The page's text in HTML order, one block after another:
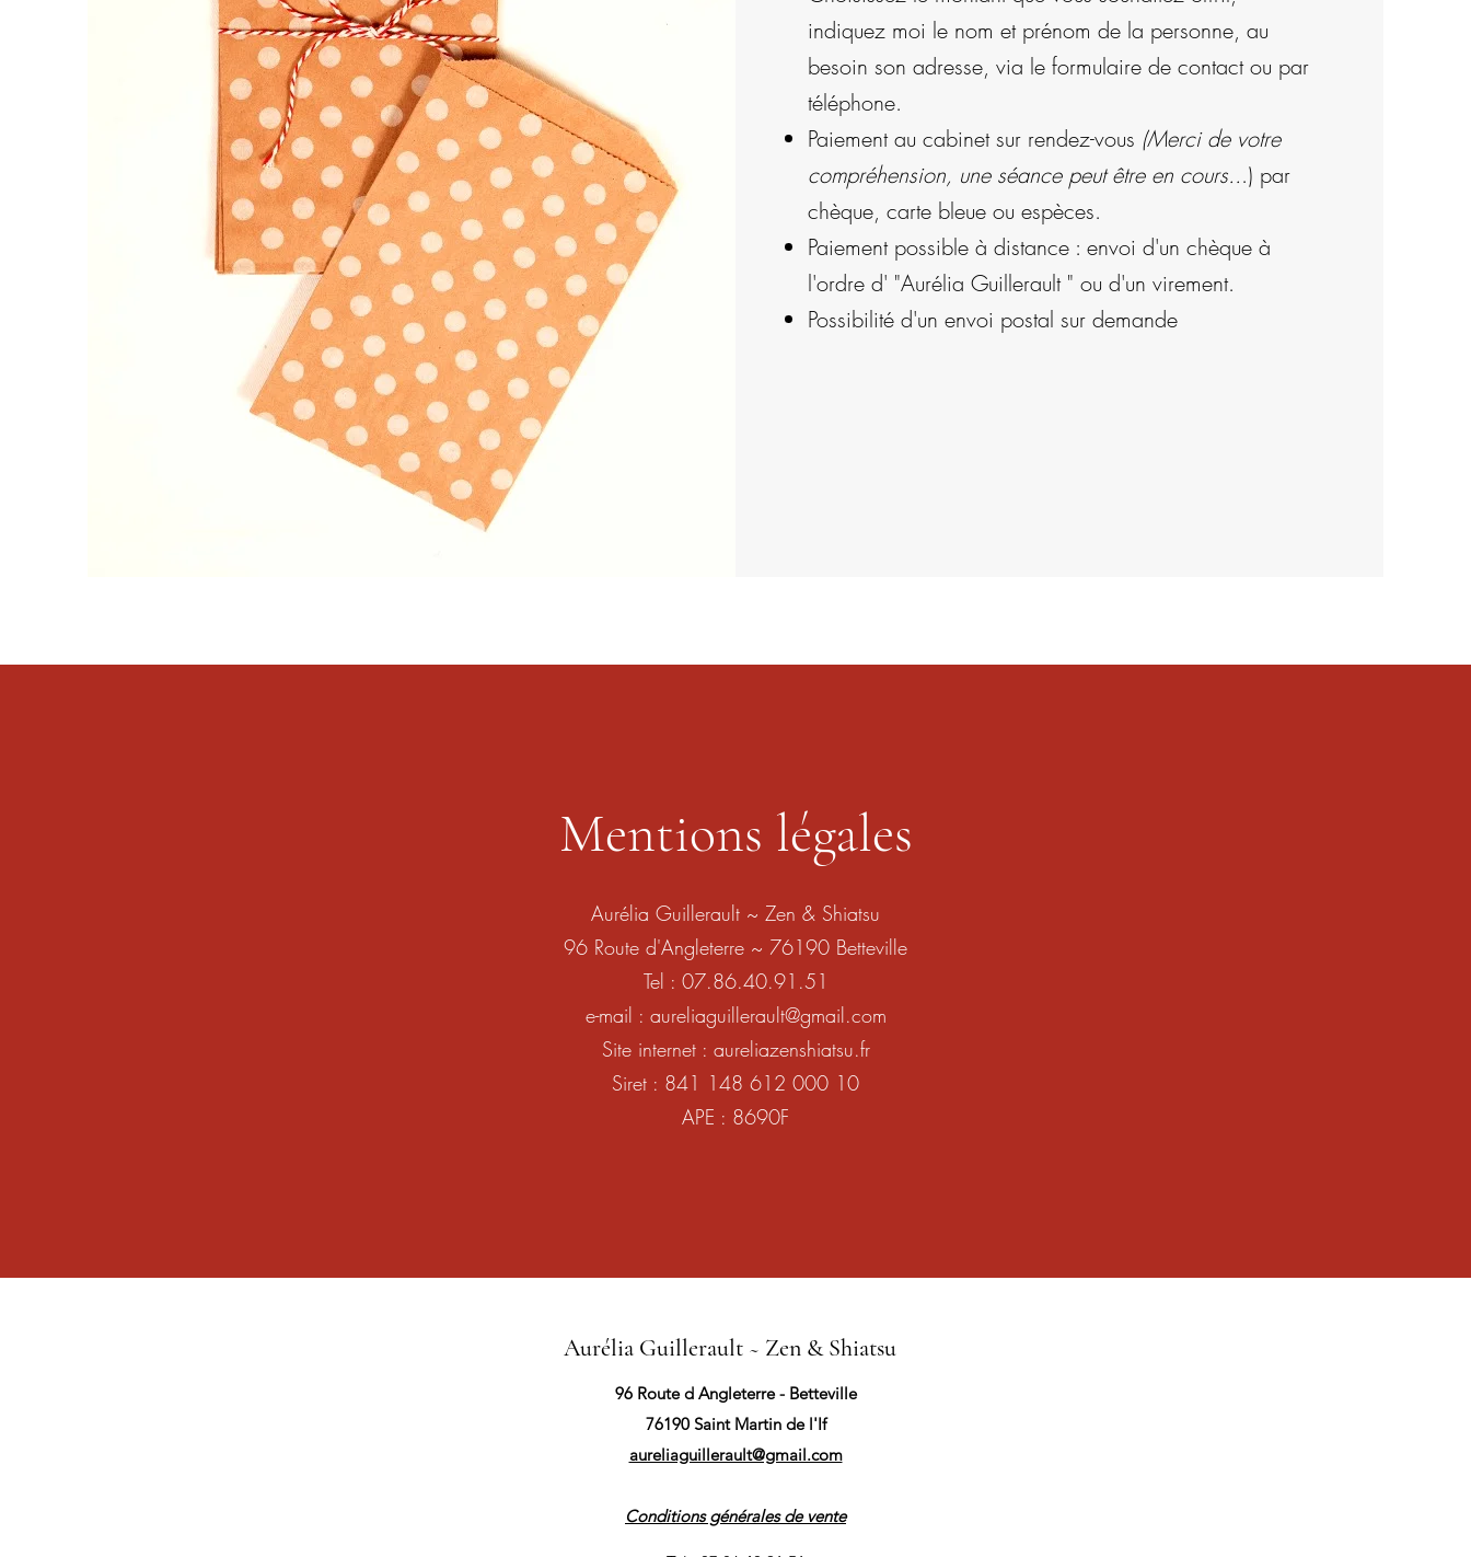
indiquez moi le nom et prénom de la personne, au
besoin son adresse, via le formulaire de contact ou par
téléphone.
Paiement au cabinet sur rendez-vous (Merci de votre
compréhension, une séance peut être en cours...) par
chèque, carte bleue ou espèces.
Paiement possible à distance : envoi d'un chèque à
l'ordre d' "Aurélia Guillerault " ou d'un virement.
Possibilité d'un envoi postal sur demande
Mentions légales
Aurélia Guillerault ~ Zen & Shiatsu
96 Route d'Angleterre ~ 76190 Betteville
Tel : 07.86.40.91.51
e-mail : aureliaguillerault@gmail.com
Site internet : aureliazenshiatsu.fr
Siret : 841 148 612 000 10
APE : 8690F
Aurélia Guillerault ~ Zen & Shiatsu
96 Route d Angleterre - Betteville
76190 Saint Martin de l'If
aureliaguillerault@gmail.com
Conditions générales de vente